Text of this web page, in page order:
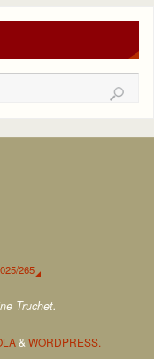
265
Truchet.
& WORDPRESS.